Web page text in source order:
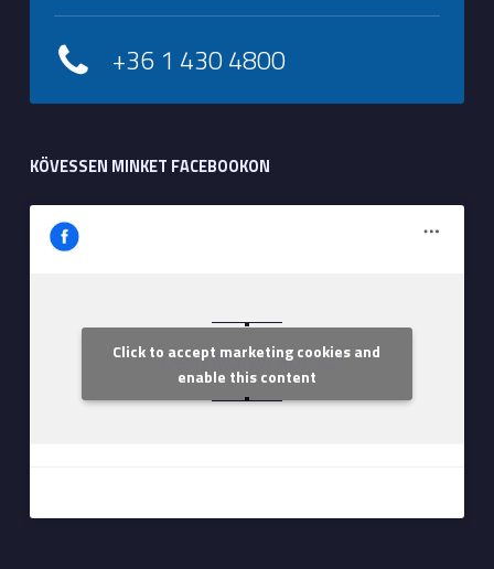
+36 1 430 4800
KÖVESSEN MINKET FACEBOOKON
Szent Margit Kórház
Click to accept marketing cookies and
enable this content